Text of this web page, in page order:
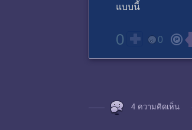
แบบนี้
0 0
4 ความคิดเห็น